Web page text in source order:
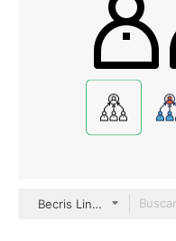
Becris Lineal